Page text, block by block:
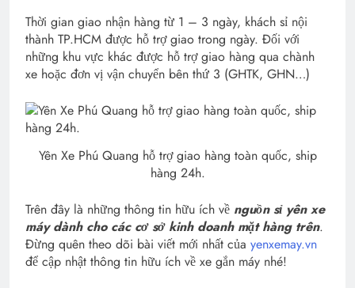
Thời gian giao nhận hàng từ 1 – 3 ngày, khách sỉ nội
thành TP.HCM được hỗ trợ giao trong ngày. Đối với
những khu vực khác được hỗ trợ giao hàng qua chành
xe hoặc đơn vị vận chuyển bên thứ 3 (GHTK, GHN…)
Yên Xe Phú Quang hỗ trợ giao hàng toàn quốc, ship
hàng 24h.
Trên đây là những thông tin hữu ích về nguồn sỉ yên xe
máy dành cho các cơ sở kinh doanh mặt hàng trên.
Đừng quên theo dõi bài viết mới nhất của yenxemay.vn
để cập nhật thông tin hữu ích về xe gắn máy nhé!